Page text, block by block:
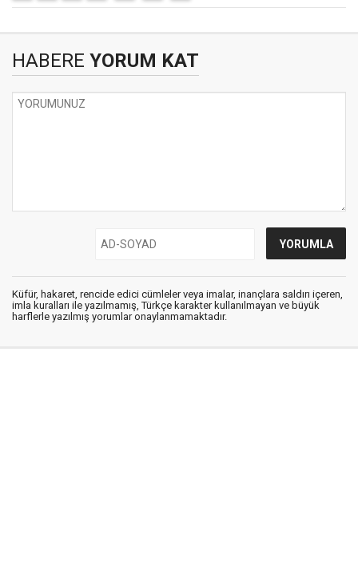
HABERE YORUM KAT
Küfür, hakaret, rencide edici cümleler veya imalar, inançlara saldırı içeren,
imla kuralları ile yazılmamış, Türkçe karakter kullanılmayan ve büyük
harflerle yazılmış yorumlar onaylanmamaktadır.